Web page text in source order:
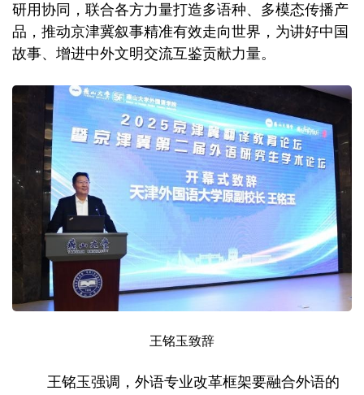
研用协同，联合各方力量打造多语种、多模态传播产
品，推动京津冀叙事精准有效走向世界，为讲好中国
故事、增进中外文明交流互鉴贡献力量。
王铭玉致辞
王铭玉强调，外语专业改革框架要融合外语的